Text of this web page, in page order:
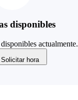
disponibles
actualmente.
Solicitar hora